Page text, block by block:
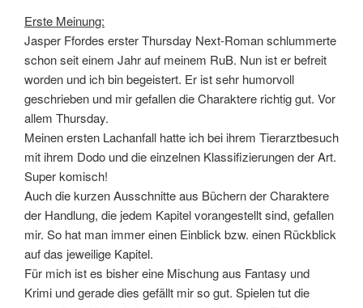
Erste Meinung:
Jasper Ffordes erster Thursday Next-Roman schlummerte
schon seit einem Jahr auf meinem RuB. Nun ist er befreit
worden und ich bin begeistert. Er ist sehr humorvoll
geschrieben und mir gefallen die Charaktere richtig gut. Vor
allem Thursday.
Meinen ersten Lachanfall hatte ich bei ihrem Tierarztbesuch
mit ihrem Dodo und die einzelnen Klassifizierungen der Art.
Super komisch!
Auch die kurzen Ausschnitte aus Büchern der Charaktere
der Handlung, die jedem Kapitel vorangestellt sind, gefallen
mir. So hat man immer einen Einblick bzw. einen Rückblick
auf das jeweilige Kapitel.
Für mich ist es bisher eine Mischung aus Fantasy und
Krimi und gerade dies gefällt mir so gut. Spielen tut die